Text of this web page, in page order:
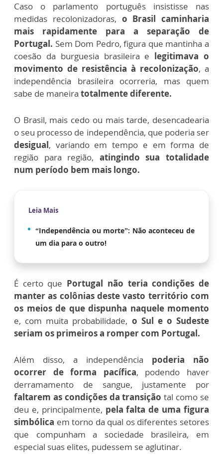
Caso o parlamento português insistisse nas
medidas recolonizadoras, o Brasil caminharia
mais rapidamente para a separação de
Portugal. Sem Dom Pedro, figura que mantinha a
coesão da burguesia brasileira e legitimava o
movimento de resistência à recolonização, a
independência brasileira ocorreria, mas quem
sabe de maneira totalmente diferente.
O Brasil, mais cedo ou mais tarde, desencadearia
o seu processo de independência, que poderia ser
desigual, variando em tempo e em forma de
região para região, atingindo sua totalidade
num período bem mais longo.
Leia Mais
“Independência ou morte”: Não aconteceu de
um dia para o outro!
É certo que Portugal não teria condições de
manter as colônias deste vasto território com
os meios de que dispunha naquele momento
e, com muita probabilidade, o Sul e o Sudeste
seriam os primeiros a romper com Portugal.
Além disso, a independência poderia não
ocorrer de forma pacífica, podendo haver
derramamento de sangue, justamente por
faltarem as condições da transição tal como se
deu e, principalmente, pela falta de uma figura
simbólica em torno da qual os diferentes setores
que compunham a sociedade brasileira, em
especial suas elites, pudessem se aglutinar.